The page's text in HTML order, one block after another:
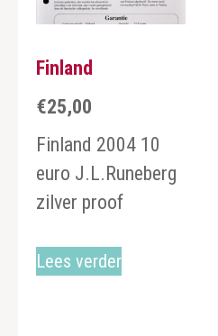
Finland
€25,00
Finland 2004 10
euro J.L.Runeberg
zilver proof
Lees verder